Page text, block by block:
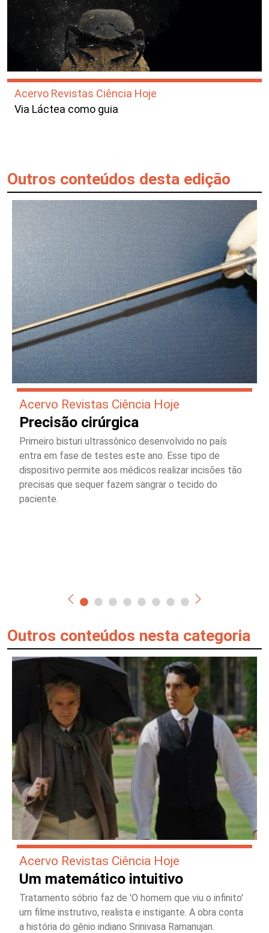
Acervo Revistas Ciência Hoje
Via Láctea como guia
Outros conteúdos desta edição
Acervo Revistas Ciência Hoje
Precisão cirúrgica
Primeiro bisturi ultrassônico desenvolvido no país
entra em fase de testes este ano. Esse tipo de
dispositivo permite aos médicos realizar incisões tão
precisas que sequer fazem sangrar o tecido do
paciente.
Outros conteúdos nesta categoria
Acervo Revistas Ciência Hoje
Um matemático intuitivo
Tratamento sóbrio faz de 'O homem que viu o infinito'
um filme instrutivo, realista e instigante. A obra conta
a história do gênio indiano Srinivasa Ramanujan.